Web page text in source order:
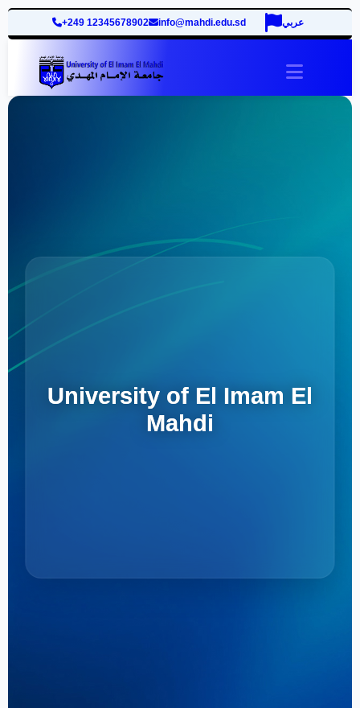
+249 12345678902 info@mahdi.edu.sd عربي
University of El Imam El
Mahdi